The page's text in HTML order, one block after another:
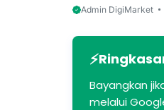
Admin DigiMarket
Bayangkan
melalui